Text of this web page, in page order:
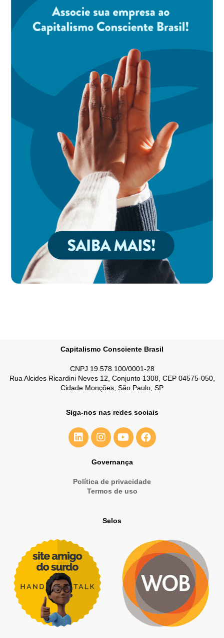
Capitalismo Consciente Brasil
CNPJ 19.578.100/0001-28
Rua Alcides Ricardini Neves 12, Conjunto 1308, CEP 04575-050,
Cidade Monções, São Paulo, SP
Siga-nos nas redes sociais
Governança
Política de privacidade
Termos de uso
Selos